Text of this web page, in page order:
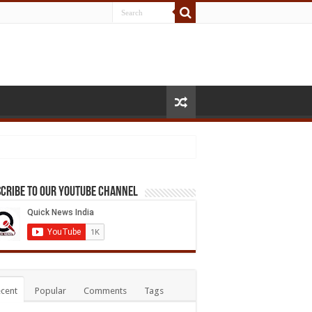
to our Youtube Channel
Popular Comments Tags